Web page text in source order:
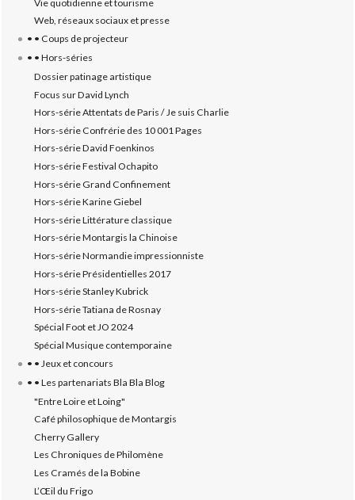
Vie quotidienne et tourisme
Web, réseaux sociaux et presse
• • Coups de projecteur
• • Hors-séries
Dossier patinage artistique
Focus sur David Lynch
Hors-série Attentats de Paris / Je suis Charlie
Hors-série Confrérie des 10 001 Pages
Hors-série David Foenkinos
Hors-série Festival Ochapito
Hors-série Grand Confinement
Hors-série Karine Giebel
Hors-série Littérature classique
Hors-série Montargis la Chinoise
Hors-série Normandie impressionniste
Hors-série Présidentielles 2017
Hors-série Stanley Kubrick
Hors-série Tatiana de Rosnay
Spécial Foot et JO 2024
Spécial Musique contemporaine
• • Jeux et concours
• • Les partenariats Bla Bla Blog
"Entre Loire et Loing"
Café philosophique de Montargis
Cherry Gallery
Les Chroniques de Philomène
Les Cramés de la Bobine
L’‎Œil du Frigo